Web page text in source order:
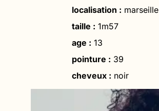
localisation : marseille
taille : 1m57
age : 13
pointure : 39
cheveux : noir